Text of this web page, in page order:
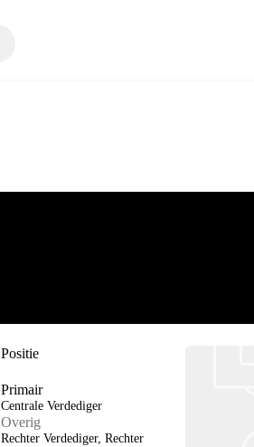
Positie
Primair
Centrale Verdediger
Overig
Rechter Verdediger, Rechter